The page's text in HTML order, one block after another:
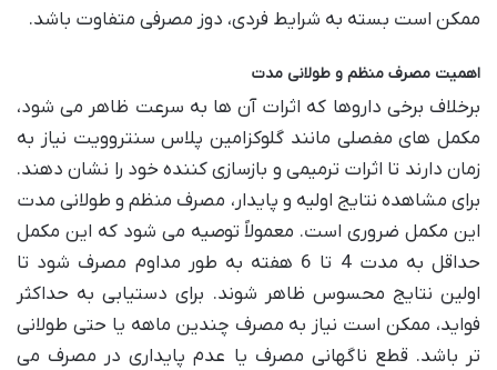
ممکن است بسته به شرایط فردی، دوز مصرفی متفاوت باشد.
اهمیت مصرف منظم و طولانی مدت
برخلاف برخی داروها که اثرات آن ها به سرعت ظاهر می شود،
مکمل های مفصلی مانند گلوکزامین پلاس سنتروویت نیاز به
زمان دارند تا اثرات ترمیمی و بازسازی کننده خود را نشان دهند.
برای مشاهده نتایج اولیه و پایدار، مصرف منظم و طولانی مدت
این مکمل ضروری است. معمولاً توصیه می شود که این مکمل
حداقل به مدت 4 تا 6 هفته به طور مداوم مصرف شود تا
اولین نتایج محسوس ظاهر شوند. برای دستیابی به حداکثر
فواید، ممکن است نیاز به مصرف چندین ماهه یا حتی طولانی
تر باشد. قطع ناگهانی مصرف یا عدم پایداری در مصرف می